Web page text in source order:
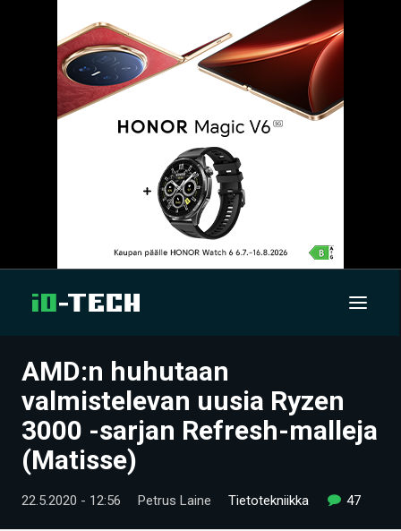
UUTISET
ARTIKKELIT
VIDEOT
TECHBBS
AMD:n huhutaan
valmistelevan uusia Ryzen
3000 -sarjan Refresh-malleja
(Matisse)
22.5.2020 - 12:56 Petrus Laine Tietotekniikka 47